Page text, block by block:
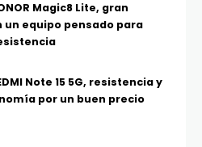
Magic8 Lite, gran
un equipo pensado para
Note 15 5G, resistencia y
por un buen precio